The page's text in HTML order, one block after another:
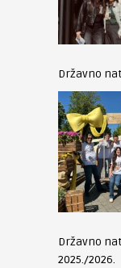
Državno
Državno
2025./2026.